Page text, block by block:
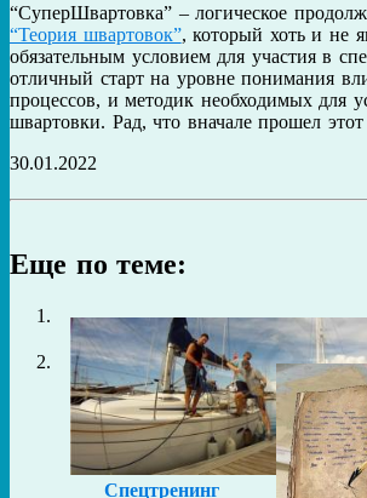
“СуперШвартовка” – логическое
“Теория швартовок”, который хоть и не
обязательным условием для участия в
отличный старт на уровне понимания
процессов, и методик необходимых для
швартовки. Рад, что вначале прошел
30.01.2022
Еще по теме:
Спецтренинг